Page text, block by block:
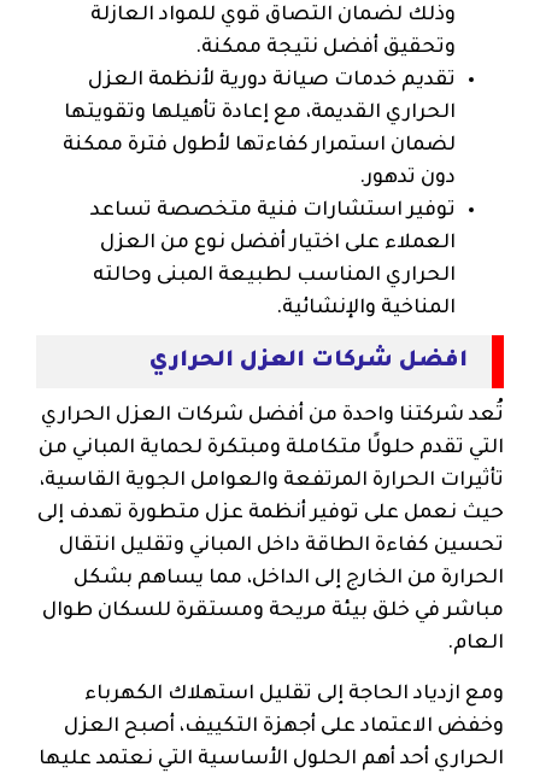
وذلك لضمان التصاق قوي للمواد العازلة
وتحقيق أفضل نتيجة ممكنة.
تقديم خدمات صيانة دورية لأنظمة العزل
الحراري القديمة، مع إعادة تأهيلها وتقويتها
لضمان استمرار كفاءتها لأطول فترة ممكنة
دون تدهور.
توفير استشارات فنية متخصصة تساعد
العملاء على اختيار أفضل نوع من العزل
الحراري المناسب لطبيعة المبنى وحالته
المناخية والإنشائية.
افضل شركات العزل الحراري
تُعد شركتنا واحدة من أفضل شركات العزل الحراري
التي تقدم حلولًا متكاملة ومبتكرة لحماية المباني من
تأثيرات الحرارة المرتفعة والعوامل الجوية القاسية،
حيث نعمل على توفير أنظمة عزل متطورة تهدف إلى
تحسين كفاءة الطاقة داخل المباني وتقليل انتقال
الحرارة من الخارج إلى الداخل، مما يساهم بشكل
مباشر في خلق بيئة مريحة ومستقرة للسكان طوال
العام.
ومع ازدياد الحاجة إلى تقليل استهلاك الكهرباء
وخفض الاعتماد على أجهزة التكييف، أصبح العزل
الحراري أحد أهم الحلول الأساسية التي نعتمد عليها